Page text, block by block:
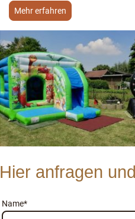
Mehr erfahren
Hier anfragen
Name*